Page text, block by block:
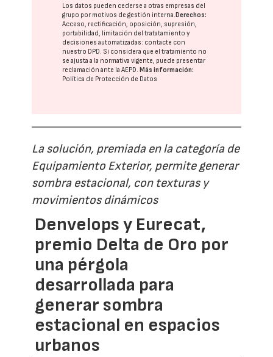
Los datos pueden cederse a otras empresas del
grupo por motivos de gestión interna.Derechos:
Acceso, rectificación, oposición, supresión,
portabilidad, limitación del tratatamiento y
decisiones automatizadas: contacte con
nuestro DPD . Si considera que el tratamiento no
se ajusta a la normativa vigente, puede presentar
reclamación ante laAEPD .Más información:
Política de Protección de Datos
La solución, premiada en la categoría de
Equipamiento Exterior, permite generar
sombra estacional, con texturas y
movimientos dinámicos
Denvelops y Eurecat,
premio Delta de Oro por
una pérgola
desarrollada para
generar sombra
estacional en espacios
urbanos